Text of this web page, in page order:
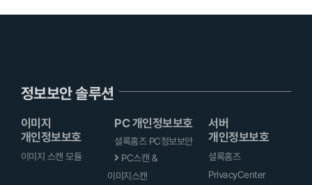
정보보안 솔루션
이미지
개인정보보호
이미지 스캔 모듈
PC 개인정보보호
셜록홈즈 PC정보보안
PC스캔 &
이미지스캔
서버
개인정보보호
셜록홈즈
PrivacyCenter